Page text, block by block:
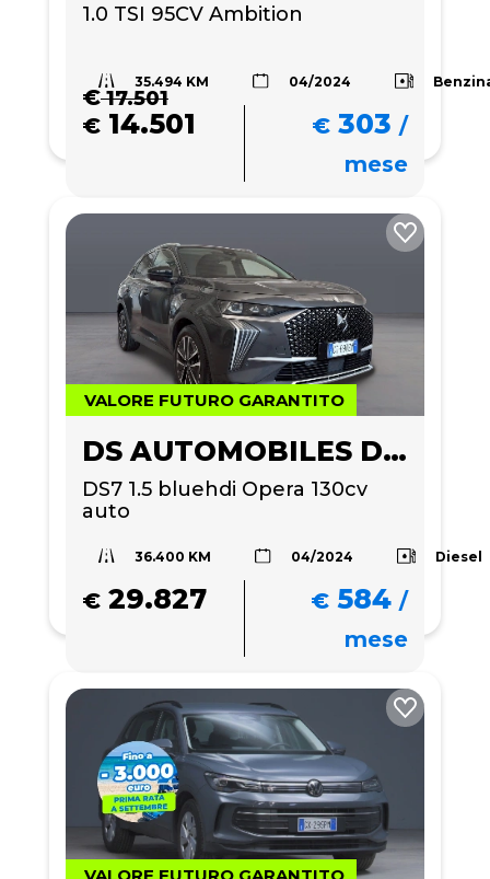
1.0 TSI 95CV Ambition
35.494 KM 04/2024
€17.501
€ 14.501 € 303 /
mese
VALORE FUTURO GARANTITO
DS AUTOMOBILES DS 7
DS7 1.5 bluehdi Opera 130cv
auto
36.400 KM 04/2024 Diesel
€ 29.827 € 584 /
mese
VALORE FUTURO GARANTITO